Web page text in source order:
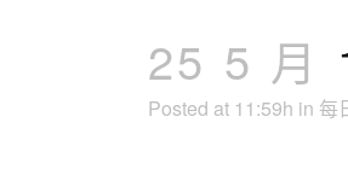
25 5 月
Posted at 11:59h in 每